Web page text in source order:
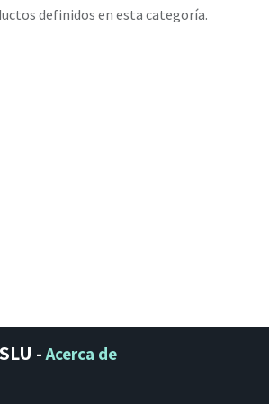
definidos en esta categoría.
-Acerca de